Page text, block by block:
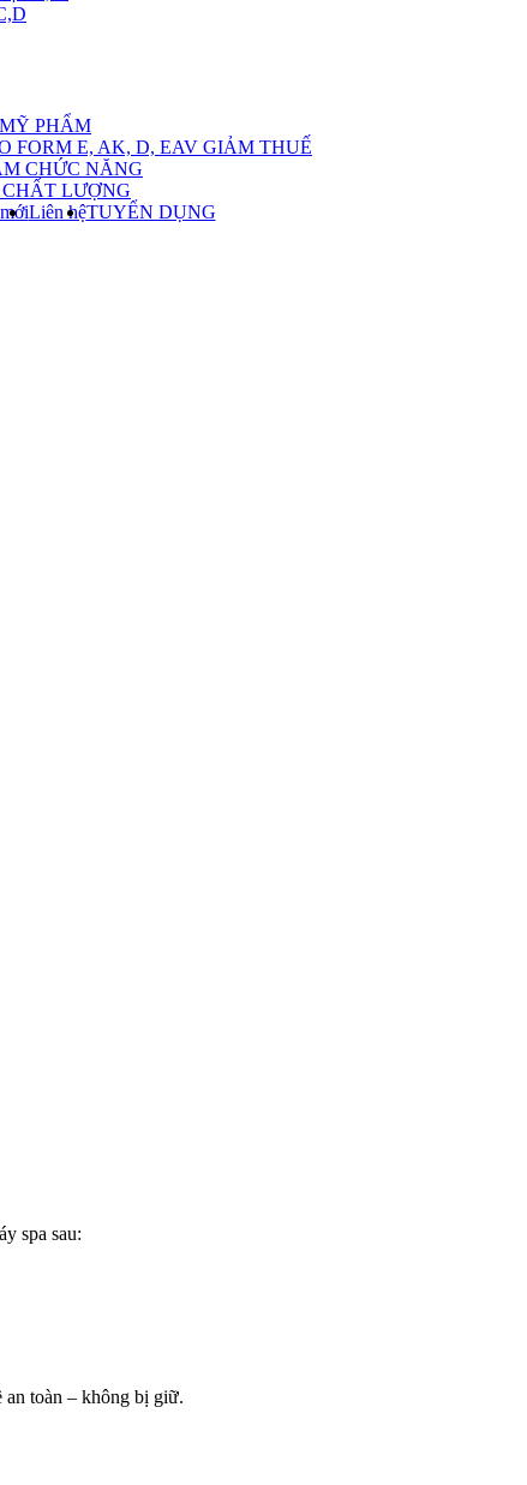
PHẨM
FORM E, AK, D, EAV GIẢM THUẾ
CHỨC NĂNG
LƯỢNG
Liên hệTUYỂN DỤNG
spa sau:
an toàn – không bị giữ.